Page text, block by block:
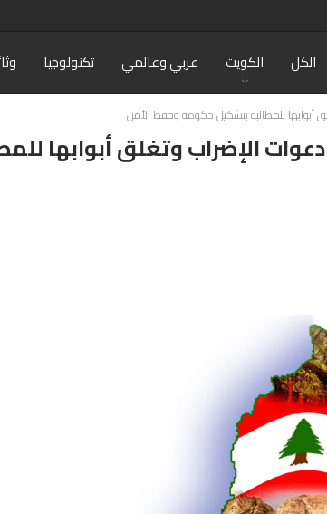
الكل الكويت عربي وعالمي تكنولوجيا
أبوابها للمطالبة بتشكيل حكومة وحفظ الأمن
الإضراب وتغلق أبوابها